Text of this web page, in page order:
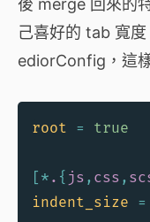
己喜好的 tab 寬
ediorConfig，這
root = true
[ * . { js , css ,
indent_size =